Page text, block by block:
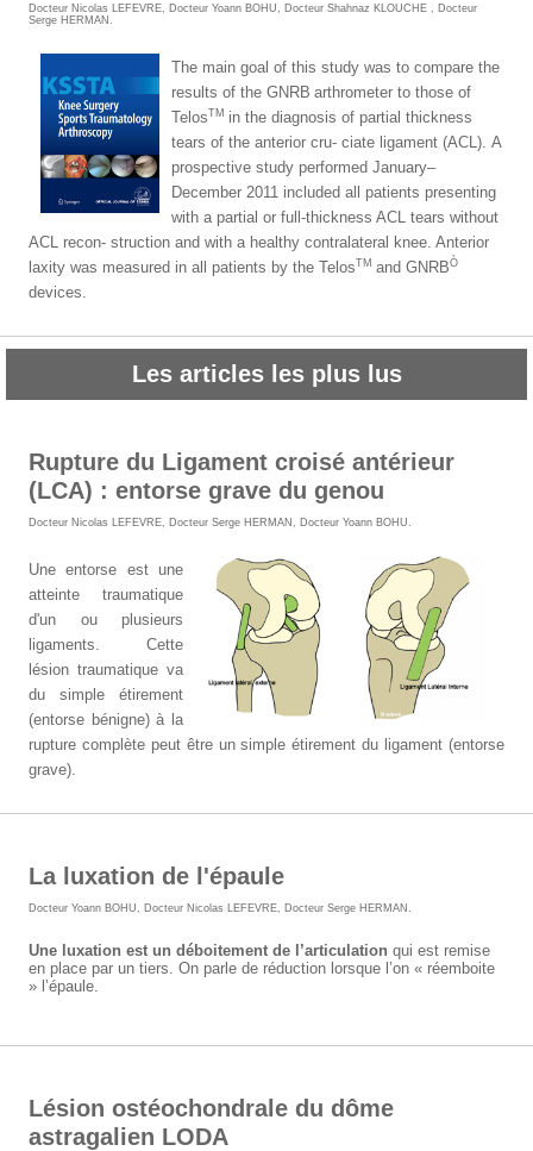
Docteur Nicolas LEFEVRE Docteur Yoann BOHU Docteur Shahnaz KLOUCHE
Docteur
Serge HERMAN
The main goal of this study was to compare the
results of the GNRB arthrometer to those of
TelosTM in the diagnosis of partial thickness
tears of the anterior cru- ciate ligament (ACL). A
prospective study performed January–
December 2011 included all patients presenting
with a partial or full-thickness ACL tears without
ACL recon- struction and with a healthy contralateral knee. Anterior
laxity was measured in all patients by the TelosTM and GNRBÒ
devices.
Les articles les plus lus
Rupture du Ligament croisé antérieur
(LCA) : entorse grave du genou
Docteur Nicolas LEFEVRE Docteur Serge HERMAN Docteur Yoann BOHU
Une entorse est une
atteinte traumatique
d'un ou plusieurs
ligaments. Cette
lésion traumatique va
du simple étirement
(entorse bénigne) à la
rupture complète peut être un simple étirement du ligament (entorse
grave).
La luxation de l'épaule
Docteur Yoann BOHU Docteur Nicolas LEFEVRE Docteur Serge HERMAN
Une luxation est un déboitement de l’articulation qui est remise
en place par un tiers. On parle de réduction lorsque l’on « réemboite
» l’épaule.
Lésion ostéochondrale du dôme
astragalien LODA